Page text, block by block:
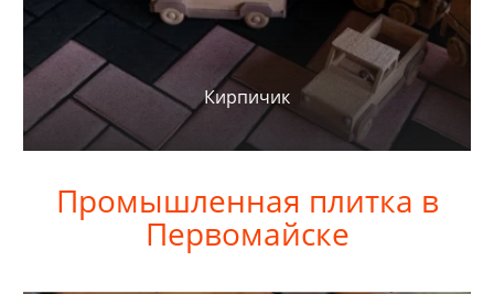
Кирпичик
Промышленная плитка в
Первомайске